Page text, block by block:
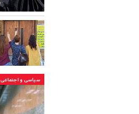
سیاسی و اجتماعی